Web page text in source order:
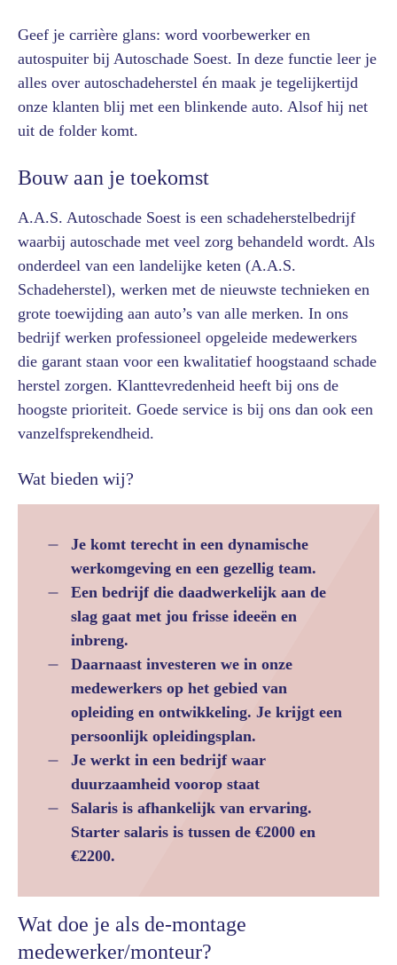
Geef je carrière glans: word voorbewerker en
autospuiter bij Autoschade Soest. In deze functie leer je
alles over autoschadeherstel én maak je tegelijkertijd
onze klanten blij met een blinkende auto. Alsof hij net
uit de folder komt.
Bouw aan je toekomst
A.A.S. Autoschade Soest is een schadeherstelbedrijf
waarbij autoschade met veel zorg behandeld wordt. Als
onderdeel van een landelijke keten (A.A.S.
Schadeherstel), werken met de nieuwste technieken en
grote toewijding aan auto’s van alle merken. In ons
bedrijf werken professioneel opgeleide medewerkers
die garant staan voor een kwalitatief hoogstaand schade
herstel zorgen. Klanttevredenheid heeft bij ons de
hoogste prioriteit. Goede service is bij ons dan ook een
vanzelfsprekendheid.
Wat bieden wij?
Je komt terecht in een dynamische
werkomgeving en een gezellig team.
Een bedrijf die daadwerkelijk aan de
slag gaat met jou frisse ideeën en
inbreng.
Daarnaast investeren we in onze
medewerkers op het gebied van
opleiding en ontwikkeling. Je krijgt een
persoonlijk opleidingsplan.
Je werkt in een bedrijf waar
duurzaamheid voorop staat
Salaris is afhankelijk van ervaring.
Starter salaris is tussen de €2000 en
€2200.
Wat doe je als de-montage
medewerker/monteur?